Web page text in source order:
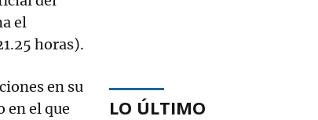
el
horas).
en su
en el que
LO ÚLTIMO